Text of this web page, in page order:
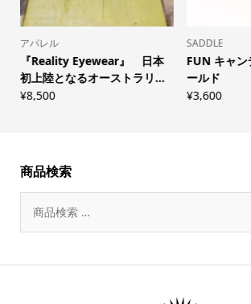
アパレル
『Reality Eyewear』 日本
初上陸となるオーストラリ...
¥8,500
SADDLE
FUN キャン
ールド
¥3,600
商品検索